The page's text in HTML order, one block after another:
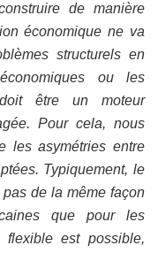
de manière
économique ne va
structurels en
ou les
être un moteur
Pour cela, nous
les asymétries entre
Typiquement, le
de la même façon
que pour les
flexible est possible,